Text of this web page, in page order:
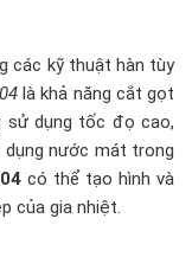
các kỹ thuật hàn tùy
là khả năng cắt gọt
sử dụng tốc đọ cao,
nước mát trong
có thể tạo hình và
của gia nhiệt.